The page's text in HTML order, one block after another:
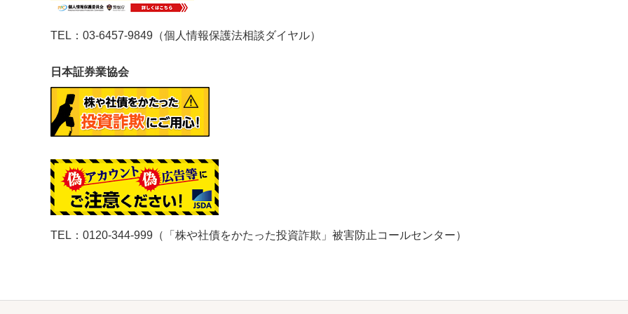
TEL：03-6457-9849（個人情報保護法相談ダイヤル）
日本証券業協会
TEL：0120-344-999（「株や社債をかたった投資詐欺」被害防止コールセンター）